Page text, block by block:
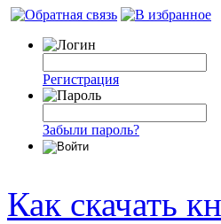
Регистрация
Забыли пароль?
Как скачать